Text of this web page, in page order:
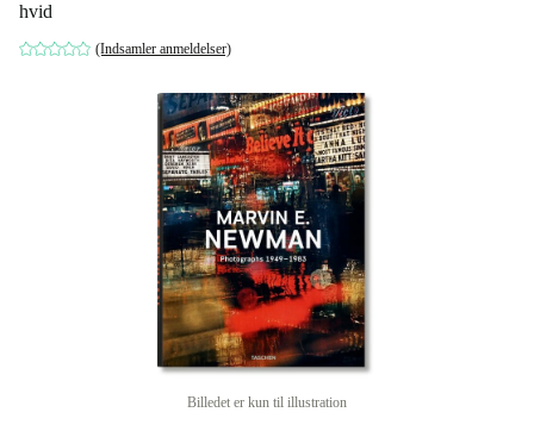
hvid
(Indsamler anmeldelser)
Billedet er kun til illustration